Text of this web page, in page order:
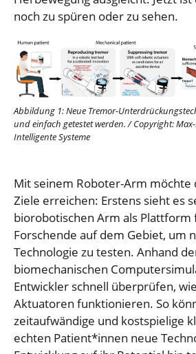
noch zu spüren oder zu sehen.
Abbildung 1: Neue Tremor-
und einfach getestet werden./Copyright:
Intelligente Systeme
Mit seinem Roboter-Arm möchte
Ziele erreichen: Erstens sieht es
biorobotischen Arm als Plattform
Forschende auf dem Gebiet, um
Technologie zu testen. Anhand
biomechanischen
Entwickler schnell überprüfen,
Aktuatoren funktionieren. So
zeitaufwändige und kostspielige
echten Patient*innen neue